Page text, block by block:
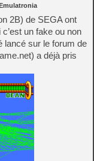
2B) de SEGA ont
un fake ou non
lancé sur le forum de
a déjà pris